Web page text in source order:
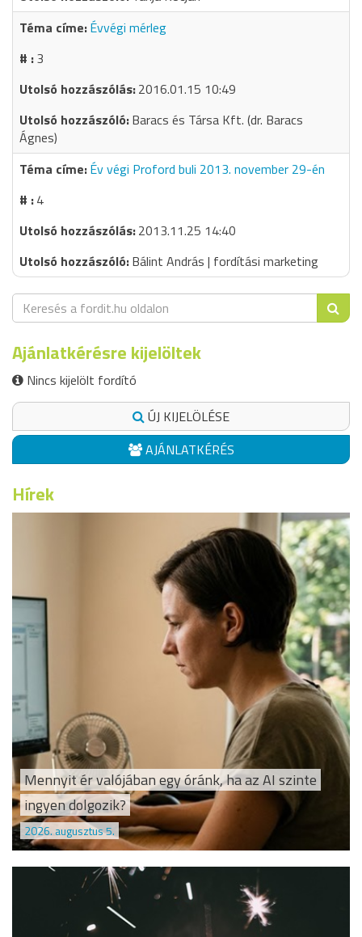
Évvégi mérleg
3
2016.01.15 10:49
Baracs és Társa Kft. (dr. Baracs
Ágnes)
Év végi Proford buli 2013. november 29-én
4
2013.11.25 14:40
Bálint András | fordítási marketing
Ajánlatkérésre kijelöltek
Nincs kijelölt fordító
ÚJ KIJELÖLÉSE
AJÁNLATKÉRÉS
Hírek
Mennyit ér valójában egy óránk, ha az AI szinte
ingyen dolgozik?
2026. augusztus 5.